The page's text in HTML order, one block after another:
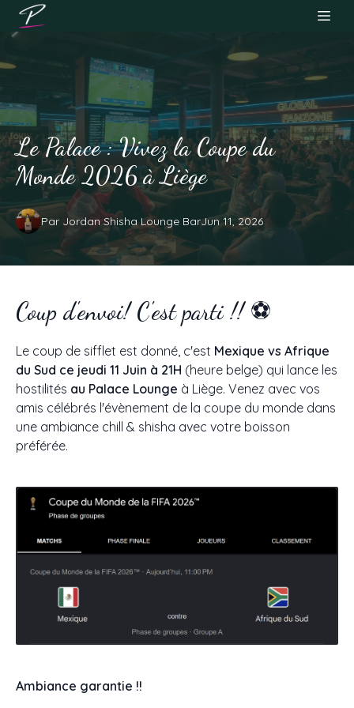
Le Palace : Vivez la Coupe du
Monde 2026 à Liège
Jun 11, 2026
Par Jordan Shisha Lounge Bar
Coup d'envoi! C'est parti !! ⚽
Le coup de sifflet est donné, c'est Mexique vs Afrique
du Sud ce jeudi 11 Juin à 21H (heure belge) qui lance les
hostilités au Palace Lounge à Liège. Venez avec vos
amis célébrés l'évènement de la coupe du monde dans
une ambiance chill & shisha avec votre boisson
préférée.
Ambiance garantie !!